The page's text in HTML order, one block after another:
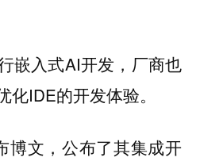
嵌入式AI开发，厂商也
IDE的开发体验。
博文，公布了其集成开